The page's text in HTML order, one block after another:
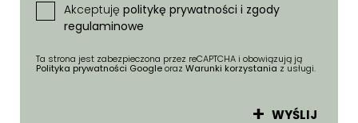
Akceptuję politykę prywatności i zgody
regulaminowe
Ta strona jest zabezpieczona przez reCAPTCHA i obowiązują ją
Polityka prywatności Googleoraz Warunki korzystania z usługi.
WYŚLIJ